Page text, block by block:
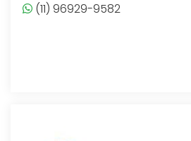
(11) 96929-9582